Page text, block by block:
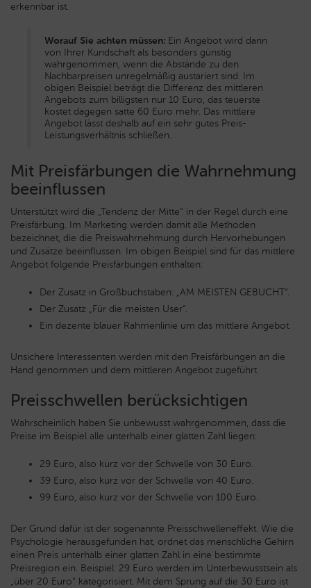
erkennbar ist.
Worauf Sie achten müssen: Ein Angebot wird dann
von Ihrer Kundschaft als besonders günstig
wahrgenommen, wenn die Abstände zu den
Nachbarpreisen unregelmäßig austariert sind. Im
obigen Beispiel beträgt die Differenz des mittleren
Angebots zum billigsten nur 10 Euro, das teuerste
kostet dagegen satte 60 Euro mehr. Das mittlere
Angebot lässt deshalb auf ein sehr gutes Preis-
Leistungsverhältnis schließen.
Mit Preisfärbungen die Wahrnehmung
beeinflussen
Unterstützt wird die „Tendenz der Mitte“ in der Regel durch eine
Preisfärbung. Im Marketing werden damit alle Methoden
bezeichnet, die die Preiswahrnehmung durch Hervorhebungen
und Zusätze beeinflussen. Im obigen Beispiel sind für das mittlere
Angebot folgende Preisfärbungen enthalten:
Der Zusatz in Großbuchstaben: „AM MEISTEN GEBUCHT“.
Der Zusatz „Für die meisten User“.
Ein dezente blauer Rahmenlinie um das mittlere Angebot.
Unsichere Interessenten werden mit den Preisfärbungen an die
Hand genommen und dem mittleren Angebot zugeführt.
Preisschwellen berücksichtigen
Wahrscheinlich haben Sie unbewusst wahrgenommen, dass die
Preise im Beispiel alle unterhalb einer glatten Zahl liegen:
29 Euro, also kurz vor der Schwelle von 30 Euro.
39 Euro, also kurz vor der Schwelle von 40 Euro.
99 Euro, also kurz vor der Schwelle von 100 Euro.
Der Grund dafür ist der sogenannte Preisschwelleneffekt. Wie die
Psychologie herausgefunden hat, ordnet das menschliche Gehirn
einen Preis unterhalb einer glatten Zahl in eine bestimmte
Preisregion ein. Beispiel: 29 Euro werden im Unterbewusstsein als
„über 20 Euro“ kategorisiert. Mit dem Sprung auf die 30 Euro ist